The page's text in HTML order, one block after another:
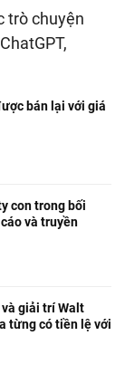
trò chuyện
bán lại với giá
con trong bối
và truyền
giải trí Walt
từng có tiền lệ với